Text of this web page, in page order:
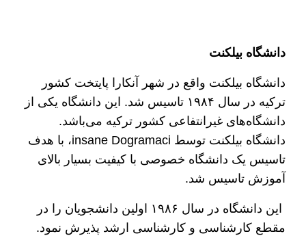
دانشگاه بیلکنت
دانشگاه بیلکنت واقع در شهر آنکارا پایتخت کشور
ترکیه در سال ۱۹۸۴ تاسیس شد. این دانشگاه یکی از
دانشگاه‌های غیرانتفاعی کشور ترکیه می‌باشد.
دانشگاه بیلکنت توسط insane Dogramaci، با هدف
تاسیس یک دانشگاه خصوصی با کیفیت بسیار بالای
آموزش تاسیس شد.
این دانشگاه در سال ۱۹۸۶ اولین دانشجویان را در
مقطع کارشناسی و کارشناسی ارشد پذیرش نمود.